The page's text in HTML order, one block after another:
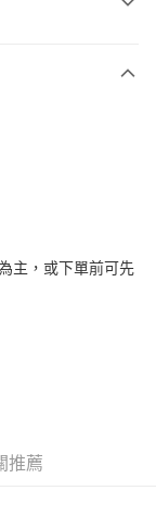
主，或下單前可先
推薦